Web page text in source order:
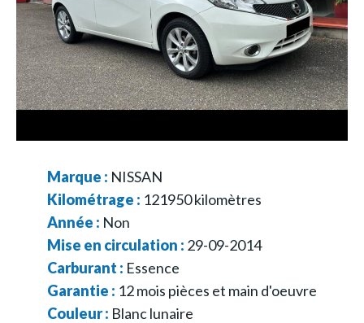
Marque : NISSAN
Kilométrage : 121950kilomètres
Année : Non
Mise en circulation : 29-09-2014
Carburant : Essence
Garantie : 12 mois pièces et main d'oeuvre
Couleur : Blanc lunaire